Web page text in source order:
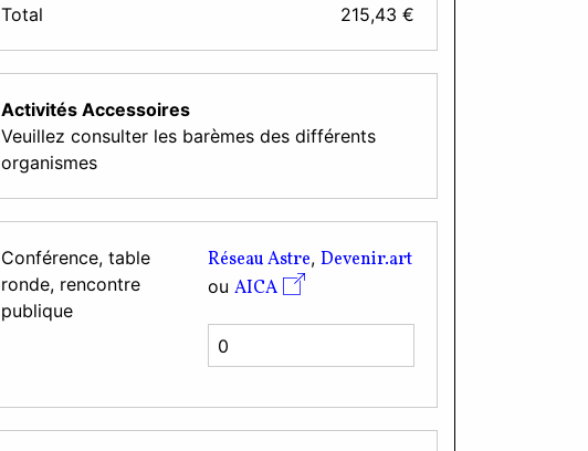
Total
215,43 €
Activités Accessoires
Veuillez consulter les barèmes des différents
organismes
Conférence, table
ronde, rencontre
publique
Réseau Astre, Devenir.art
ou AICA